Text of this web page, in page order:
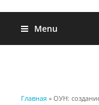
Menu
Вы здесь
Главная » ОУН: